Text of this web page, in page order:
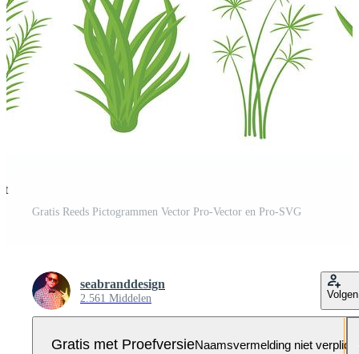
Gratis Reeds Pictogrammen Vector Pro-Vector en Pro-SVG
seabranddesign
2.561 Middelen Volgen
Gratis met ProefversieNaamsvermelding niet verplicht